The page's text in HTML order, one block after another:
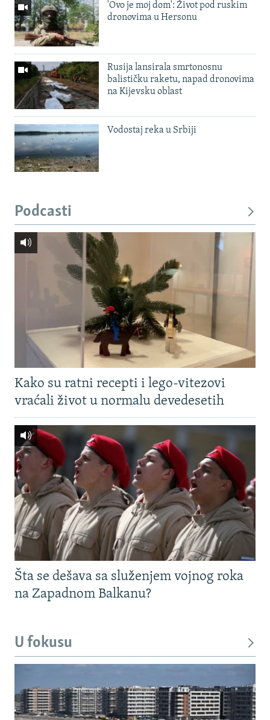
'Ovo je moj dom': Život pod ruskim
dronovima u Hersonu
Rusija lansirala smrtonosnu
balističku raketu, napad dronovima
na Kijevsku oblast
Vodostaj reka u Srbiji
Podcasti
Kako su ratni recepti i lego-vitezovi
vraćali život u normalu devedesetih
Šta se dešava sa služenjem vojnog roka
na Zapadnom Balkanu?
U fokusu